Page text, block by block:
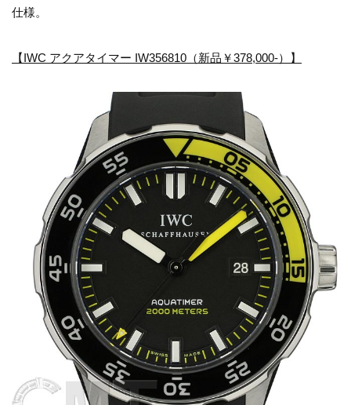
仕様。
【IWC アクアタイマー IW356810（新品￥378,000-）】